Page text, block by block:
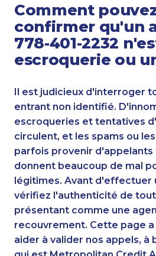
Comment
confirmer qu'un
778-401-2232
escroquerie ou
Il est judicieux d'interroger
entrant non identifié.
escroqueries et tentatives
circulent, et les spams ou
parfois provenir d'appelants
donnent beaucoup de mal
légitimes. Avant d'effectuer
vérifiez l'authenticité de
présentant comme une
recouvrement. Cette page
aider à valider nos appels, à